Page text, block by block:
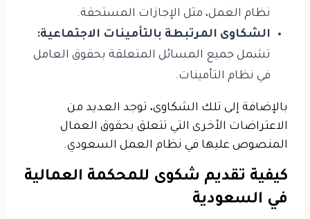
نظام العمل، مثل الإجازات المستحقة.
الشكاوى المرتبطة بالتأمينات الاجتماعية:
تشمل جميع المسائل المتعلقة بحقوق العامل
في نظام التأمينات.
بالإضافة إلى تلك الشكاوى، توجد العديد من
الاعتراضات الأخرى التي تتعلق بحقوق العمال
المنصوص عليها في نظام العمل السعودي.
كيفية تقديم شكوى للمحكمة العمالية
في السعودية